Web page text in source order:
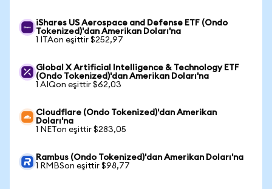
iShares US Aerospace and Defense ETF (Ondo
Tokenized)'dan Amerikan Doları'na
1 ITAon eşittir $252,97
Global X Artificial Intelligence & Technology ETF
(Ondo Tokenized)'dan Amerikan Doları'na
1 AIQon eşittir $62,03
Cloudflare (Ondo Tokenized)'dan Amerikan
Doları'na
1 NETon eşittir $283,05
Rambus (Ondo Tokenized)'dan Amerikan Doları'na
1 RMBSon eşittir $98,77